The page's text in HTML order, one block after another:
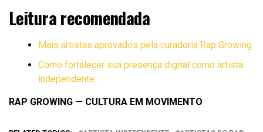
Leitura recomendada
Mais artistas aprovados pela curadoria Rap Growing
Como fortalecer sua presença digital como artista
independente
RAP GROWING — CULTURA EM MOVIMENTO